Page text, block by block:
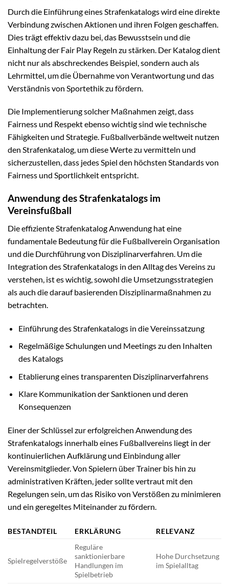
Durch die Einführung eines Strafenkatalogs wird eine direkte
Verbindung zwischen Aktionen und ihren Folgen geschaffen.
Dies trägt effektiv dazu bei, das Bewusstsein und die
Einhaltung der Fair Play Regeln zu stärken. Der Katalog dient
nicht nur als abschreckendes Beispiel, sondern auch als
Lehrmittel, um die Übernahme von Verantwortung und das
Verständnis von Sportethik zu fördern.
Die Implementierung solcher Maßnahmen zeigt, dass
Fairness und Respekt ebenso wichtig sind wie technische
Fähigkeiten und Strategie. Fußballverbände weltweit nutzen
den Strafenkatalog, um diese Werte zu vermitteln und
sicherzustellen, dass jedes Spiel den höchsten Standards von
Fairness und Sportlichkeit entspricht.
Anwendung des Strafenkatalogs im
Vereinsfußball
Die effiziente Strafenkatalog Anwendung hat eine
fundamentale Bedeutung für die Fußballverein Organisation
und die Durchführung von Disziplinarverfahren. Um die
Integration des Strafenkatalogs in den Alltag des Vereins zu
verstehen, ist es wichtig, sowohl die Umsetzungsstrategien
als auch die darauf basierenden Disziplinarmaßnahmen zu
betrachten.
Einführung des Strafenkatalogs in die Vereinssatzung
Regelmäßige Schulungen und Meetings zu den Inhalten
des Katalogs
Etablierung eines transparenten Disziplinarverfahrens
Klare Kommunikation der Sanktionen und deren
Konsequenzen
Einer der Schlüssel zur erfolgreichen Anwendung des
Strafenkatalogs innerhalb eines Fußballvereins liegt in der
kontinuierlichen Aufklärung und Einbindung aller
Vereinsmitglieder. Von Spielern über Trainer bis hin zu
administrativen Kräften, jeder sollte vertraut mit den
Regelungen sein, um das Risiko von Verstößen zu minimieren
und ein geregeltes Miteinander zu fördern.
BESTANDTEIL ERKLÄRUNG RELEVANZ
Spielregelverstöße
Reguläre
sanktionierbare
Handlungen im
Spielbetrieb
Hohe Durchsetzung
im Spielalltag